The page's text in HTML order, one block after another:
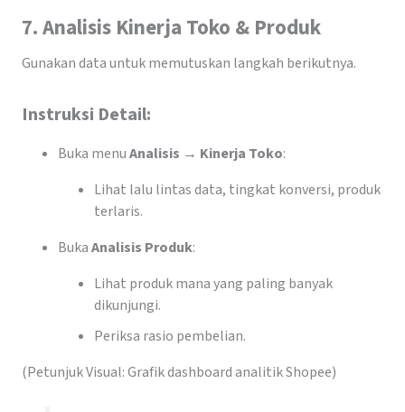
7. Analisis Kinerja Toko & Produk
Gunakan data untuk memutuskan langkah berikutnya.
Instruksi Detail:
Buka menuAnalisis → Kinerja Toko:
Lihat lalu lintas data, tingkat konversi, produk
terlaris.
BukaAnalisis Produk:
Lihat produk mana yang paling banyak
dikunjungi.
Periksa rasio pembelian.
(Petunjuk Visual: Grafik dashboard analitik Shopee)